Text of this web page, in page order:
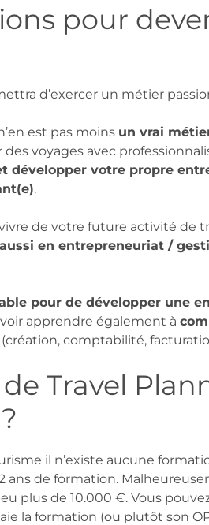
pour
d’exercer un métier
est pas moins un vrai
voyages avec
développer votre propre
.
de votre future activité de
en entrepreneuriat /
pour de développer une
apprendre également à
comptabilité,
Travel
il n’existe aucune
ans de formation.
plus de 10.000 €. Vous
la formation (ou plutôt son